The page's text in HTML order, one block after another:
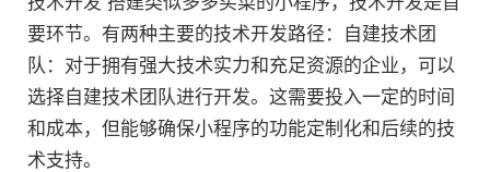
要环节。有两种主要的技术开发路径：自建技术团
队：对于拥有强大技术实力和充足资源的企业，可以
选择自建技术团队进行开发。这需要投入一定的时间
和成本，但能够确保小程序的功能定制化和后续的技
术支持。